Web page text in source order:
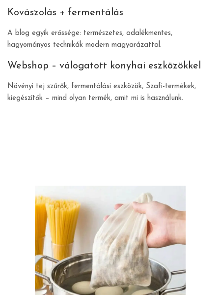
Kovászolás + fermentálás
A blog egyik erőssége: természetes, adalékmentes,
hagyományos technikák modern magyarázattal.
Webshop – válogatott konyhai eszközökkel
Növényi tej szűrők, fermentálási eszközök, Szafi-termékek,
kiegészítők – mind olyan termék, amit mi is használunk.